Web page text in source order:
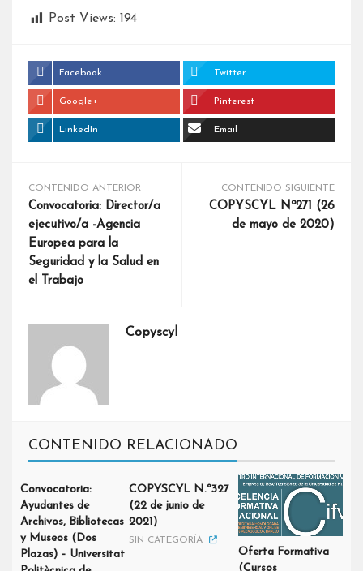
Post Views: 194
Facebook Twitter
Google+ Pinterest
LinkedIn Email
CONTENIDO ANTERIOR
Convocatoria: Director/a
ejecutivo/a -Agencia
Europea para la
Seguridad y la Salud en
el Trabajo
CONTENIDO SIGUIENTE
COPYSCYL Nº271 (26
de mayo de 2020)
Copyscyl
CONTENIDO RELACIONADO
Convocatoria:
Ayudantes de
Archivos, Bibliotecas
y Museos (Dos
Plazas) – Universitat
COPYSCYL N.º327
(22 de junio de
2021)
SIN CATEGORÍA
Oferta Formativa
(Cursos